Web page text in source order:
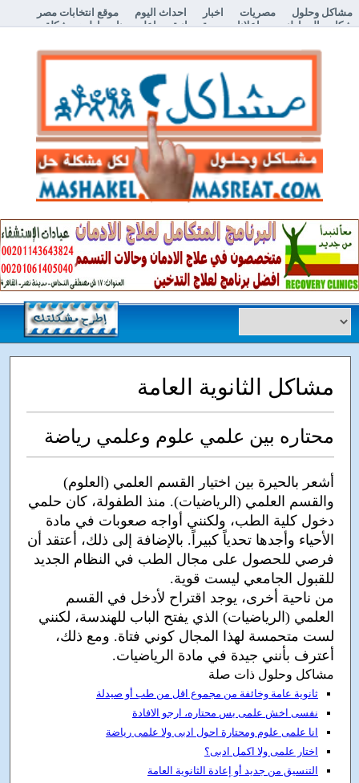
مشاكل وحلول مصريات اخبار احداث اليوم
موقع انتخابات مصر
شكاوي المواطنين
اعلانات مبوبة مجانية اعلن معنا إطرح مشكلة
مشاكل الثانوية العامة
محتاره بين علمي علوم وعلمي رياضة
أشعر بالحيرة بين اختيار القسم العلمي (العلوم)
والقسم العلمي (الرياضيات). منذ الطفولة، كان حلمي
دخول كلية الطب، ولكنني أواجه صعوبات في مادة
الأحياء وأجدها تحدياً كبيراً. بالإضافة إلى ذلك، أعتقد أن
فرصي للحصول على مجال الطب في النظام الجديد
للقبول الجامعي ليست قوية.
من ناحية أخرى، يوجد اقتراح لأدخل في القسم
العلمي (الرياضيات) الذي يفتح الباب للهندسة، لكنني
لست متحمسة لهذا المجال كوني فتاة. ومع ذلك،
أعترف بأنني جيدة في مادة الرياضيات.
مشاكل وحلول ذات صلة
ثانوية عامة وخائفة من مجموع اقل من طب أو صيدلة
نفسى اخش علمى بس محتاره، ارجو الافادة
انا علمى علوم ومحتارة احول ادبى ولا علمى رياضة
اختار علمى ولا اكمل ادبى؟
التنسيق من جديد أو إعادة الثانوية العامة